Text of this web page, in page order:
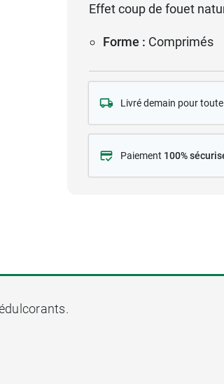
Effet coup de fouet
Forme : Comprimés
Livré demain pour
Paiement 100%